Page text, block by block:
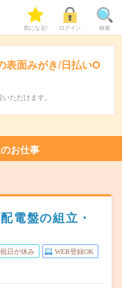
気になる! ログイン 検索
表面みがき/日払いO
ただけます。
お仕事
電盤の組立・
日が休み WEB登録OK